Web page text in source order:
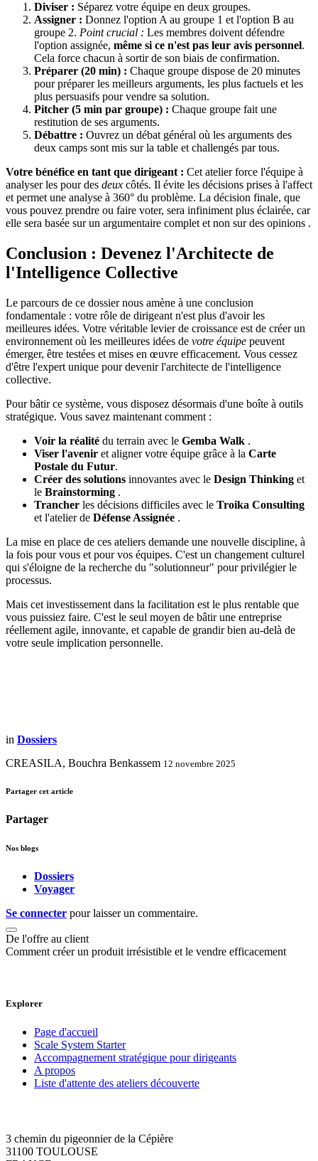
Diviser : Séparez votre équipe en deux groupes.
Assigner : Donnez l'option A au groupe 1 et l'option B au
groupe 2. Point crucial : Les membres doivent défendre
l'option assignée, même si ce n'est pas leur avis personnel.
Cela force chacun à sortir de son biais de confirmation.
Préparer (20 min) : Chaque groupe dispose de 20 minutes
pour préparer les meilleurs arguments, les plus factuels et les
plus persuasifs pour vendre sa solution.
Pitcher (5 min par groupe) : Chaque groupe fait une
restitution de ses arguments.
Débattre : Ouvrez un débat général où les arguments des
deux camps sont mis sur la table et challengés par tous.
Votre bénéfice en tant que dirigeant : Cet atelier force l'équipe à
analyser les pour des deux côtés. Il évite les décisions prises à l'affect
et permet une analyse à 360° du problème. La décision finale, que
vous pouvez prendre ou faire voter, sera infiniment plus éclairée, car
elle sera basée sur un argumentaire complet et non sur des opinions .
Conclusion : Devenez l'Architecte de
l'Intelligence Collective
Le parcours de ce dossier nous amène à une conclusion
fondamentale : votre rôle de dirigeant n'est plus d'avoir les
meilleures idées. Votre véritable levier de croissance est de créer un
environnement où les meilleures idées de votre équipe peuvent
émerger, être testées et mises en œuvre efficacement. Vous cessez
d'être l'expert unique pour devenir l'architecte de l'intelligence
collective.
Pour bâtir ce système, vous disposez désormais d'une boîte à outils
stratégique. Vous savez maintenant comment :
Voir la réalité du terrain avec le Gemba Walk .
Viser l'avenir et aligner votre équipe grâce à la Carte
Postale du Futur.
Créer des solutions innovantes avec le Design Thinking et
le Brainstorming .
Trancher les décisions difficiles avec le Troika Consulting
et l'atelier de Défense Assignée .
La mise en place de ces ateliers demande une nouvelle discipline, à
la fois pour vous et pour vos équipes. C'est un changement culturel
qui s'éloigne de la recherche du "solutionneur" pour privilégier le
processus.
Mais cet investissement dans la facilitation est le plus rentable que
vous puissiez faire. C'est le seul moyen de bâtir une entreprise
réellement agile, innovante, et capable de grandir bien au-delà de
votre seule implication personnelle.
in Dossiers
CREASILA, Bouchra Benkassem 12 novembre 2025
Partager cet article
Partager
Nos blogs
Dossiers
Voyager
Se connecter pour laisser un commentaire.
De l'offre au client
Comment créer un produit irrésistible et le vendre efficacement
Explorer
Page d'accueil
Scale System Starter
Accompagnement stratégique pour dirigeants
A propos
Liste d'attente des ateliers découverte
3 chemin du pigeonnier de la Cépière
31100 TOULOUSE